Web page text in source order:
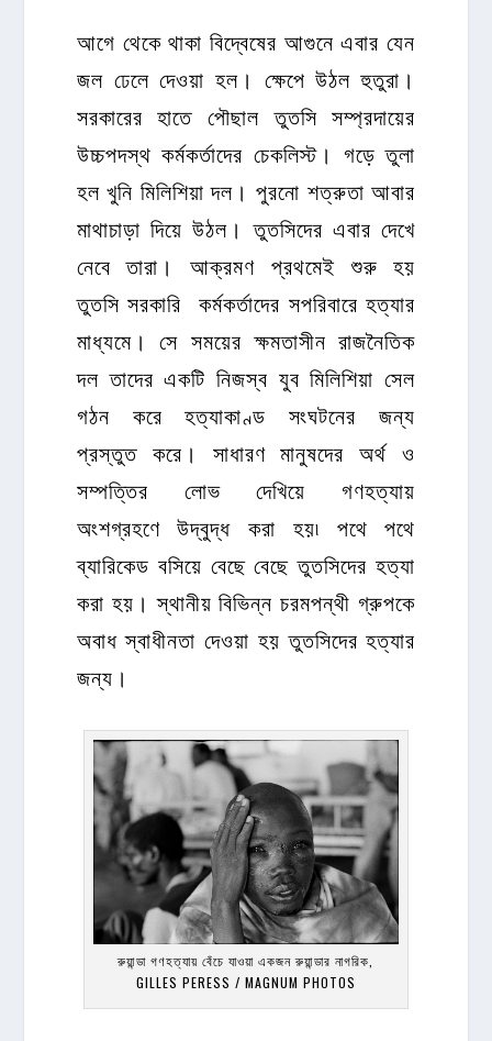
আগে থেকে থাকা বিদ্বেষের আগুনে এবার যেন
জল ঢেলে দেওয়া হল। ক্ষেপে উঠল হুতুরা।
সরকারের হাতে পৌছাল তুতসি সম্প্রদায়ের
উচ্চপদস্থ কর্মকর্তাদের চেকলিস্ট। গড়ে তুলা
হল খুনি মিলিশিয়া দল। পুরনো শত্রুতা আবার
মাথাচাড়া দিয়ে উঠল। তুতসিদের এবার দেখে
নেবে তারা। আক্রমণ প্রথমেই শুরু হয়
তুতসি সরকারি কর্মকর্তাদের সপরিবারে হত্যার
মাধ্যমে। সে সময়ের ক্ষমতাসীন রাজনৈতিক
দল তাদের একটি নিজস্ব যুব মিলিশিয়া সেল
গঠন করে হত্যাকাণ্ড সংঘটনের জন্য
প্রস্তুত করে। সাধারণ মানুষদের অর্থ ও
সম্পত্তির লোভ দেখিয়ে গণহত্যায়
অংশগ্রহণে উদ্বুদ্ধ করা হয়৷ পথে পথে
ব্যারিকেড বসিয়ে বেছে বেছে তুতসিদের হত্যা
করা হয়। স্থানীয় বিভিন্ন চরমপন্থী গ্রুপকে
অবাধ স্বাধীনতা দেওয়া হয় তুতসিদের হত্যার
জন্য।
রুয়ান্ডা গণহত্যায় বেঁচে যাওয়া একজন রুয়ান্ডার নাগরিক,
GILLES PERESS / MAGNUM PHOTOS